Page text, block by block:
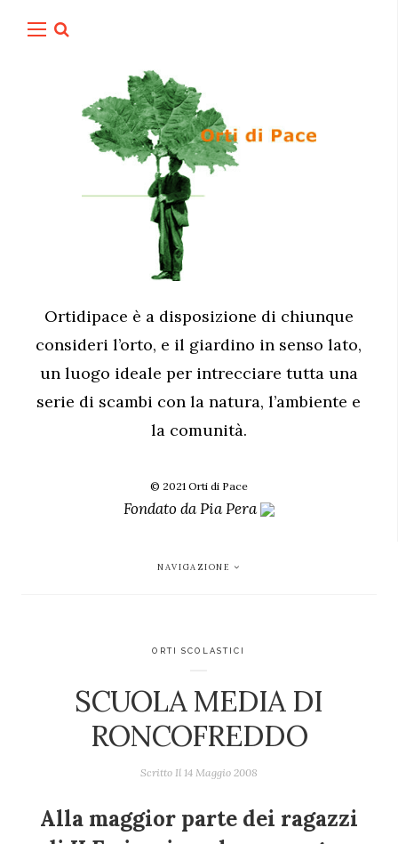
Ortidipace è a disposizione di chiunque
consideri l’orto, e il giardino in senso lato,
un luogo ideale per intrecciare tutta una
serie di scambi con la natura, l’ambiente e
la comunità.
© 2021 Orti di Pace
Fondato daPia Pera
NAVIGAZIONE
ORTI SCOLASTICI
SCUOLA MEDIA DI
RONCOFREDDO
Scritto Il 14 Maggio 2008
Alla maggior parte dei ragazzi